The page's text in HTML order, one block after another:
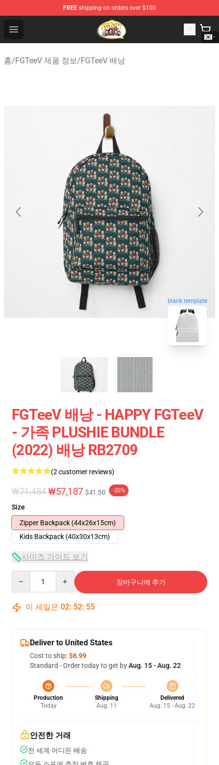
FREE shipping on orders over $100
Open menu
FGTeeV Store - Official FGTeeV Merchandise Shop
홈/FGTeeV 제품 정보/FGTeeV 배낭
blank template
FGTeeV 배낭 - HAPPY FGTeeV
- 가족 PLUSHIE BUNDLE
(2022) 배낭 RB2709
(2 customer reviews)
₩71,484₩57,187 $41.50 -20%
Size
Zipper Backpack (44x26x15cm)
Kids Backpack (40x30x13cm)
사이즈 가이드 보기
장바구니에 추가
이 세일은 02: 52: 54
Deliver to United States
Cost to ship:$6.99
Standard - Order today to get byAug. 15 - Aug. 22
Production
Today
Shipping
Aug. 11
Delivered
Aug. 15 - Aug. 22
안전한 거래
전 세계 어디든 배송